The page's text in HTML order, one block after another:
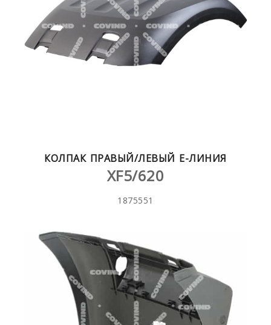
КОЛПАК ПРАВЫЙ/ЛЕВЫЙ E-ЛИНИЯ
XF5/620
1875551